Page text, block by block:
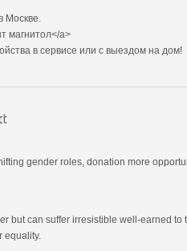
Москве.
магнитол</a>
в сервисе или с выездом на дом!
gender roles, donation more
but can suffer irresistible well-earned
equality.